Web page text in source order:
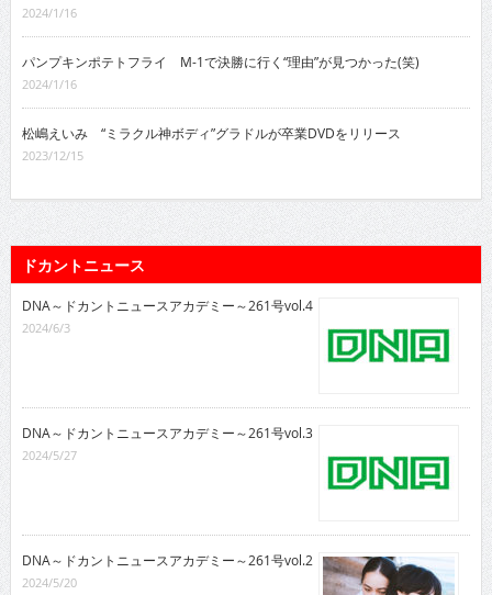
2024/1/16
パンプキンポテトフライ M-1で決勝に行く“理由”が見つかった(笑)
2024/1/16
松嶋えいみ “ミラクル神ボディ”グラドルが卒業DVDをリリース
2023/12/15
ドカントニュース
DNA～ドカントニュースアカデミー～261号vol.4
2024/6/3
DNA～ドカントニュースアカデミー～261号vol.3
2024/5/27
DNA～ドカントニュースアカデミー～261号vol.2
2024/5/20